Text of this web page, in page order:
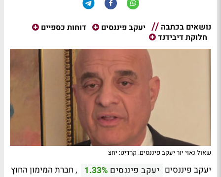
נושאים בכתבה יעקב פיננסים
דוחות כספיים
חלוקת דיבידנד
שאול נאוי יור יעקב פיננסים. קרדיט: יחצ
יעקב פיננסים יעקב פיננסים 1.33%
, חברת המימון החוץ